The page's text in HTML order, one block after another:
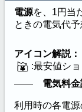
電源を、1円当
ときの電気代
アイコン解説：
:最安値シ
電気料金
利用時の各電